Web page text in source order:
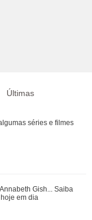
Arthur. Veja o resumo
convida para um chá.
Últimas
séries e filmes
Gish... Saiba
hoje em dia